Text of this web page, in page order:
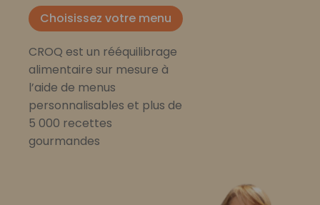
Choisissez votre menu
CROQ est un rééquilibrage
alimentaire sur mesure à
l’aide de menus
personnalisables et plus de
5 000 recettes
gourmandes